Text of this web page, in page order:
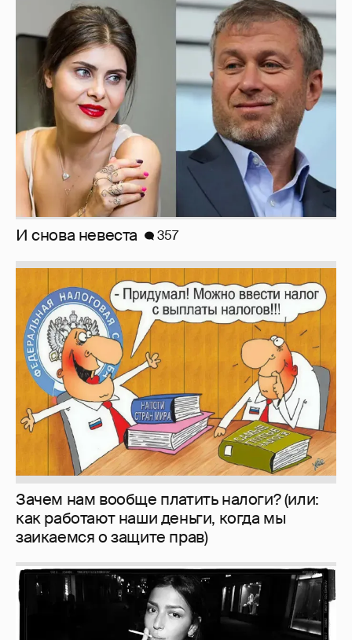
И снова невеста 357
Зачем нам вообще платить налоги? (или:
как работают наши деньги, когда мы
заикаемся о защите прав)